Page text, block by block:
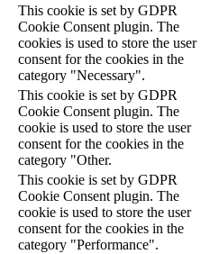
This cookie is set by GDPR
Cookie Consent plugin. The
cookies is used to store the user
consent for the cookies in the
category "Necessary".
This cookie is set by GDPR
Cookie Consent plugin. The
cookie is used to store the user
consent for the cookies in the
category "Other.
This cookie is set by GDPR
Cookie Consent plugin. The
cookie is used to store the user
consent for the cookies in the
category "Performance".